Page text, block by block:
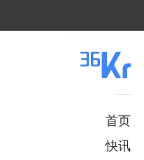
首页
快讯